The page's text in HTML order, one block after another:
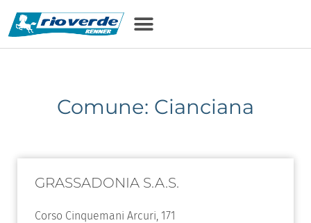
Comune: Cianciana
GRASSADONIA S.A.S.
Corso Cinquemani Arcuri, 171